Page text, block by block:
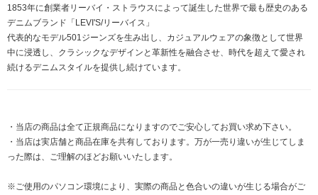
1853年に創業者リーバイ・ストラウスによって誕生した世界で最も歴史のある
デニムブランド「LEVI'S/リーバイス」
代表的なモデル501ジーンズを生み出し、カジュアルウェアの象徴として世界
中に浸透し、クラシックなデザインと革新性を融合させ、時代を超えて愛され
続けるデニムスタイルを提供し続けています。
・当店の商品は全て正規商品になりますのでご安心してお買い求め下さい。
・当店は実店舗と商品在庫を共有しております。万が一売り違いが生じてしま
った際は、ご理解のほどお願いいたします。
※ご使用のパソコン環境により、実際の商品と色合いの違いが生じる場合がご